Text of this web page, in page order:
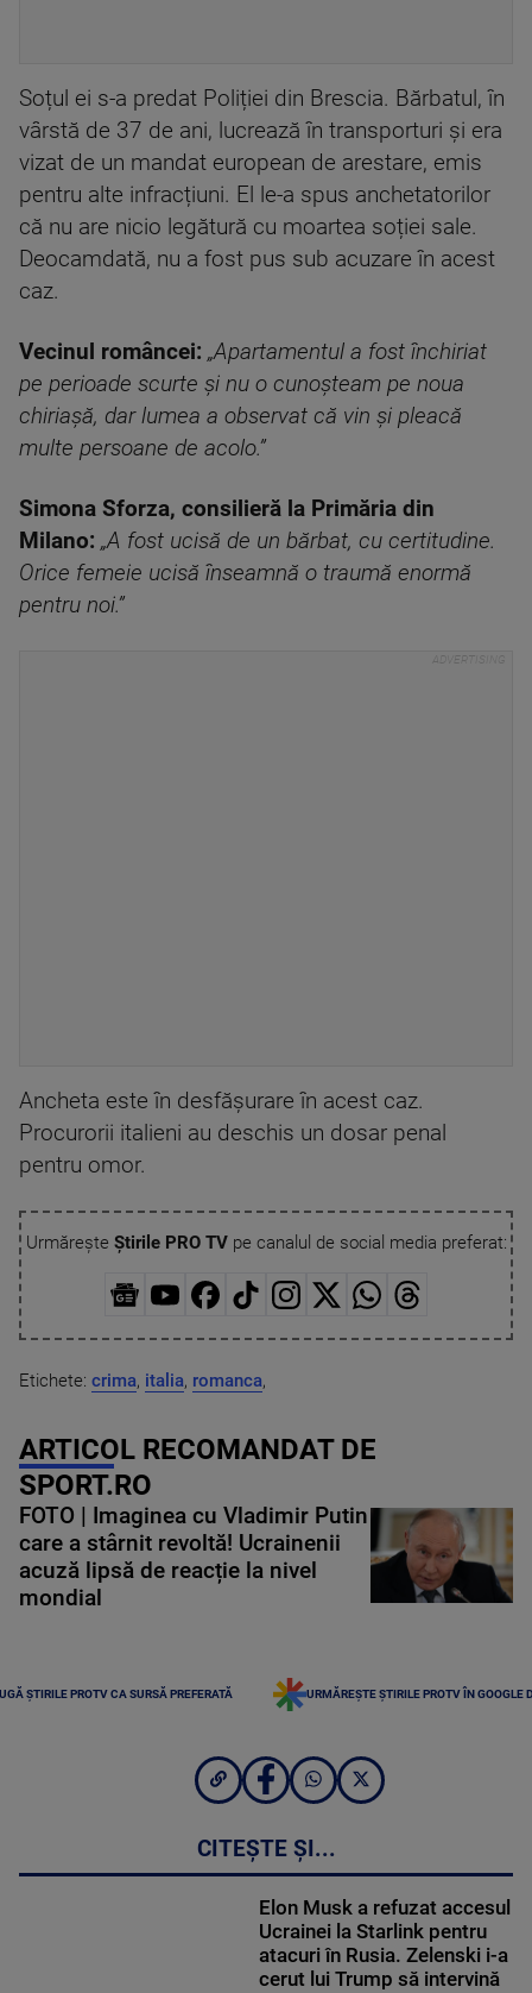
Soțul ei s-a predat Poliției din Brescia. Bărbatul, în
vârstă de 37 de ani, lucrează în transporturi și era
vizat de un mandat european de arestare, emis
pentru alte infracțiuni. El le-a spus anchetatorilor
că nu are nicio legătură cu moartea soției sale.
Deocamdată, nu a fost pus sub acuzare în acest
caz.
Vecinul româncei: „Apartamentul a fost închiriat
pe perioade scurte și nu o cunoșteam pe noua
chiriașă, dar lumea a observat că vin și pleacă
multe persoane de acolo.”
Simona Sforza, consilieră la Primăria din
Milano: „A fost ucisă de un bărbat, cu certitudine.
Orice femeie ucisă înseamnă o traumă enormă
pentru noi.”
Ancheta este în desfășurare în acest caz.
Procurorii italieni au deschis un dosar penal
pentru omor.
Urmărește Știrile PRO TVpe canalul de social media preferat:
Etichete: crima, italia, romanca,
ARTICOL RECOMANDAT DE
SPORT.RO
FOTO | Imaginea cu Vladimir Putin
care a stârnit revoltă! Ucrainenii
acuză lipsă de reacție la nivel
mondial
ȘTIRILE PROTV CA SURSĂ PREFERATĂ URMĂREȘTE ȘTIRILE PROTV ÎN GOOGLE
CITEȘTE ȘI...
Elon Musk a refuzat accesul
Ucrainei la Starlink pentru
atacuri în Rusia. Zelenski i-a
cerut lui Trump să intervină